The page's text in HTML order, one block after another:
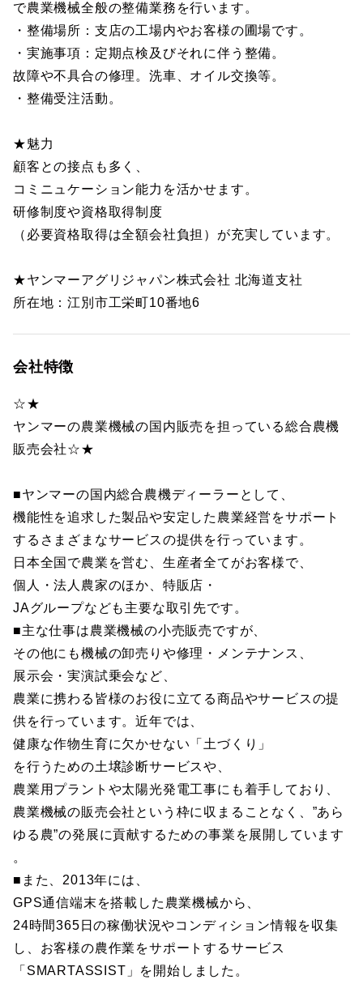
で農業機械全般の整備業務を行います。
・整備場所：支店の工場内やお客様の圃場です。
・実施事項：定期点検及びそれに伴う整備。
故障や不具合の修理。洗車、オイル交換等。
・整備受注活動。
★魅力
顧客との接点も多く、
コミニュケーション能力を活かせます。
研修制度や資格取得制度
（必要資格取得は全額会社負担）が充実しています。
★ヤンマーアグリジャパン株式会社 北海道支社
所在地：江別市工栄町10番地6
会社特徴
☆★
ヤンマーの農業機械の国内販売を担っている総合農機
販売会社☆★
■ヤンマーの国内総合農機ディーラーとして、
機能性を追求した製品や安定した農業経営をサポート
するさまざまなサービスの提供を行っています。
日本全国で農業を営む、生産者全てがお客様で、
個人・法人農家のほか、特販店・
JAグループなども主要な取引先です。
■主な仕事は農業機械の小売販売ですが、
その他にも機械の卸売りや修理・メンテナンス、
展示会・実演試乗会など、
農業に携わる皆様のお役に立てる商品やサービスの提
供を行っています。近年では、
健康な作物生育に欠かせない「土づくり」
を行うための土壌診断サービスや、
農業用プラントや太陽光発電工事にも着手しており、
農業機械の販売会社という枠に収まることなく、”あら
ゆる農”の発展に貢献するための事業を展開しています
。
■また、2013年には、
GPS通信端末を搭載した農業機械から、
24時間365日の稼働状況やコンディション情報を収集
し、お客様の農作業をサポートするサービス
「SMARTASSIST」を開始しました。